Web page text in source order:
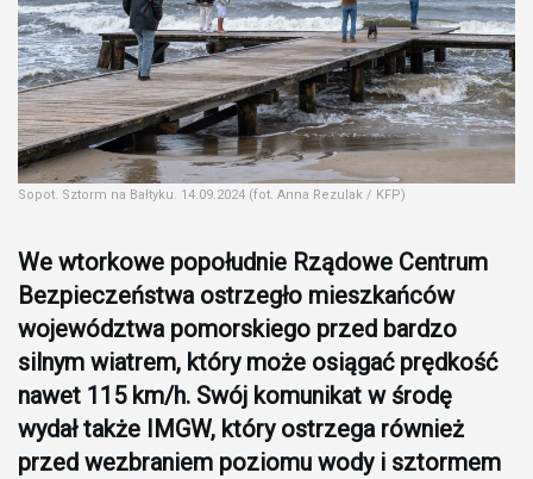
Sopot. Sztorm na Bałtyku. 14.09.2024 (fot. Anna Rezulak / KFP)
We wtorkowe popołudnie Rządowe Centrum
Bezpieczeństwa ostrzegło mieszkańców
województwa pomorskiego przed bardzo
silnym wiatrem, który może osiągać prędkość
nawet 115 km/h. Swój komunikat w środę
wydał także IMGW, który ostrzega również
przed wezbraniem poziomu wody i sztormem